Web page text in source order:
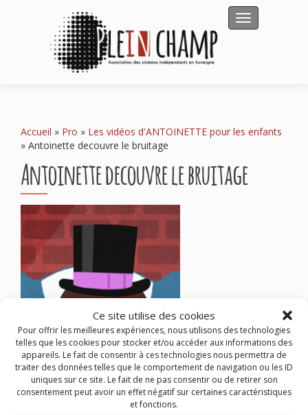
Ce site utilise des cookies
Pour offrir les meilleures expériences, nous utilisons des technologies
telles que les cookies pour stocker et/ou accéder aux informations des
appareils. Le fait de consentir à ces technologies nous permettra de
traiter des données telles que le comportement de navigation ou les ID
uniques sur ce site. Le fait de ne pas consentir ou de retirer son
consentement peut avoir un effet négatif sur certaines caractéristiques
et fonctions.
Afficher/
Accueil » Pro » Les vidéos d'ANTOINETTE pour les enfants
» Antoinette decouvre le bruitage
Antoinette decouvre le bruitage